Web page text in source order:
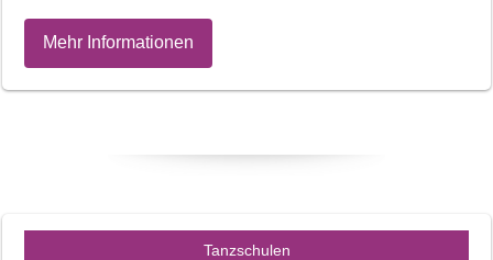
Mehr Informationen
Tanzschulen